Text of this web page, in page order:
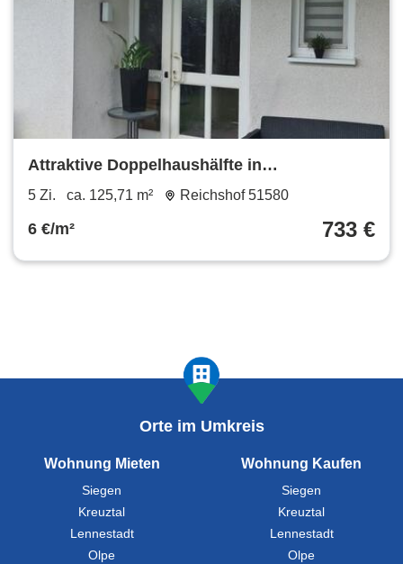
Attraktive Doppelhaushälfte in
Brüchermühle
5 Zi. ca. 125,71 m² Reichshof 51580
6 €/m² 733 €
Orte im Umkreis
Wohnung Mieten
Siegen
Kreuztal
Lennestadt
Olpe
Wohnung Kaufen
Siegen
Kreuztal
Lennestadt
Olpe